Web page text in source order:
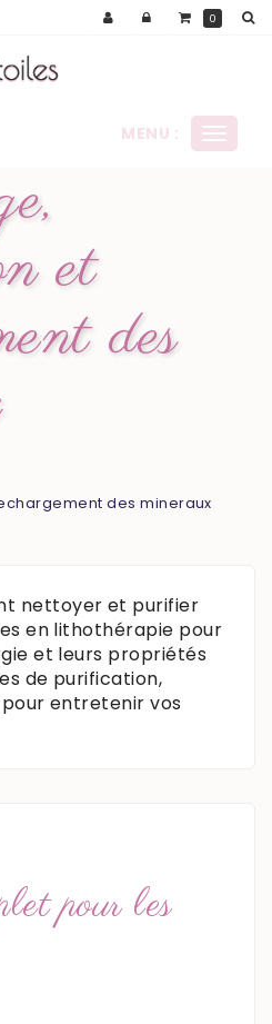
Ouvrir
MENU :
et
des
des mineraux
nettoyer et purifier
en lithothérapie pour
et leurs propriétés
de purification,
entretenir vos
pour les
0